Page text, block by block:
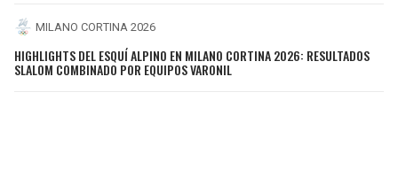
MILANO CORTINA 2026
HIGHLIGHTS DEL ESQUÍ ALPINO EN MILANO CORTINA 2026: RESULTADOS
SLALOM COMBINADO POR EQUIPOS VARONIL